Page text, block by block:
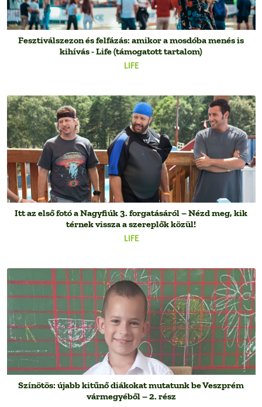
LIFE
Fesztiválszezon és felfázás: amikor a mosdóba menés is
kihívás - Life (támogatott tartalom)
LIFE
Itt az első fotó a Nagyfiúk 3. forgatásáról – Nézd meg, kik
térnek vissza a szereplők közül!
Színötös: újabb kitűnő diákokat mutatunk be Veszprém
vármegyéből – 2. rész